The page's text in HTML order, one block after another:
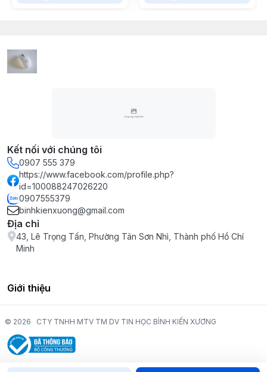
Kết nối với chúng tôi
0907 555 379
https://www.facebook.com/profile.php?
id=100088247026220
0907555379
binhkienxuong@gmail.com
Địa chỉ
43, Lê Trọng Tấn, Phường Tân Sơn Nhì, Thành phố Hồ Chí
Minh
Giới thiệu
© 2026 CTY TNHH MTV TM DV TIN HỌC BÌNH KIẾN XƯƠNG